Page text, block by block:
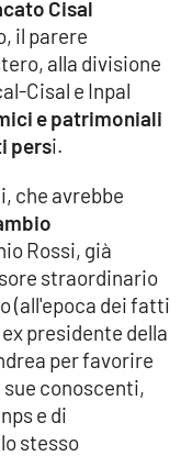
Cisal
il parere
alla divisione
Cisal e Inpal
e patrimoniali
persi.
che avrebbe
Rossi, già
straordinario
(all'epoca dei fatti
presidente della
per favorire
conoscenti,
e di
stesso